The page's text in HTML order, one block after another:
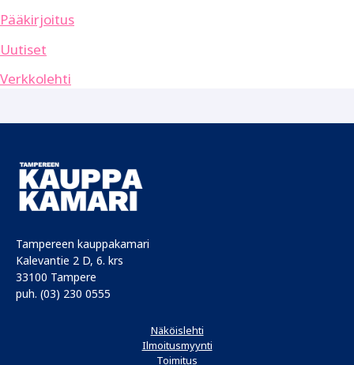
Pääkirjoitus
Uutiset
Verkkolehti
Tampereen kauppakamari
Kalevantie 2 D, 6. krs
33100 Tampere
puh. (03) 230 0555
Näköislehti
Ilmoitusmyynti
Toimitus